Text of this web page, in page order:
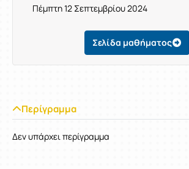
Πέμπτη 12 Σεπτεμβρίου 2024
Σελίδα μαθήματος
Περίγραμμα
Δεν υπάρχει περίγραμμα